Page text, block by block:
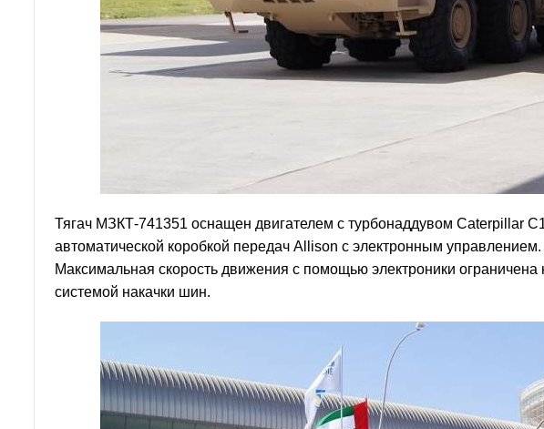
Тягач МЗКТ-741351 оснащен двигателем с турбонаддувом Caterpillar
автоматической коробкой передач Allison с электронным
Максимальная скорость движения с помощью электроники
системой накачки шин.